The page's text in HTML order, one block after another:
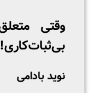
وقتی
بی‌ثبات‌کاری!
نوید بادامی